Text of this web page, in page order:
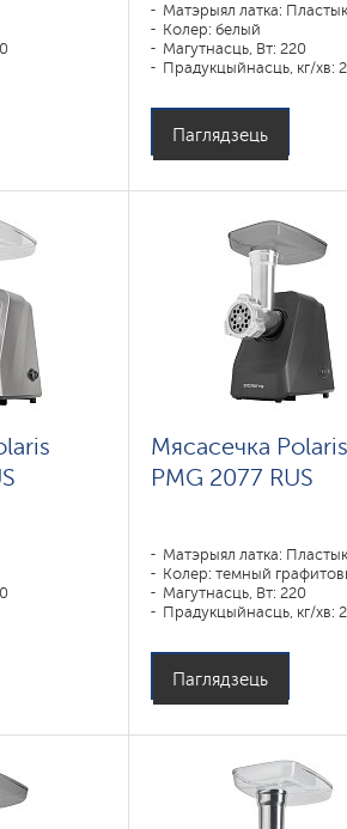
Матэрыял латка: Пластык
Колер: белый
Магутнасць, Вт: 220
Прадукцыйнасць, кг/хв: 2
Паглядзець
Мясасечка Polaris
PMG 2077 RUS
Матэрыял латка: Пластык
Колер: темный
Магутнасць, Вт: 220
Прадукцыйнасць, кг/хв: 2
Паглядзець